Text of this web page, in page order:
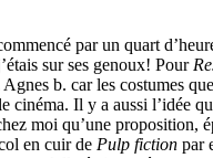
par un quart
sur ses genoux! Pour
b. car les costumes
cinéma. Il y a aussi l’idée
moi qu’une proposition,
en cuir de Pulp fiction par